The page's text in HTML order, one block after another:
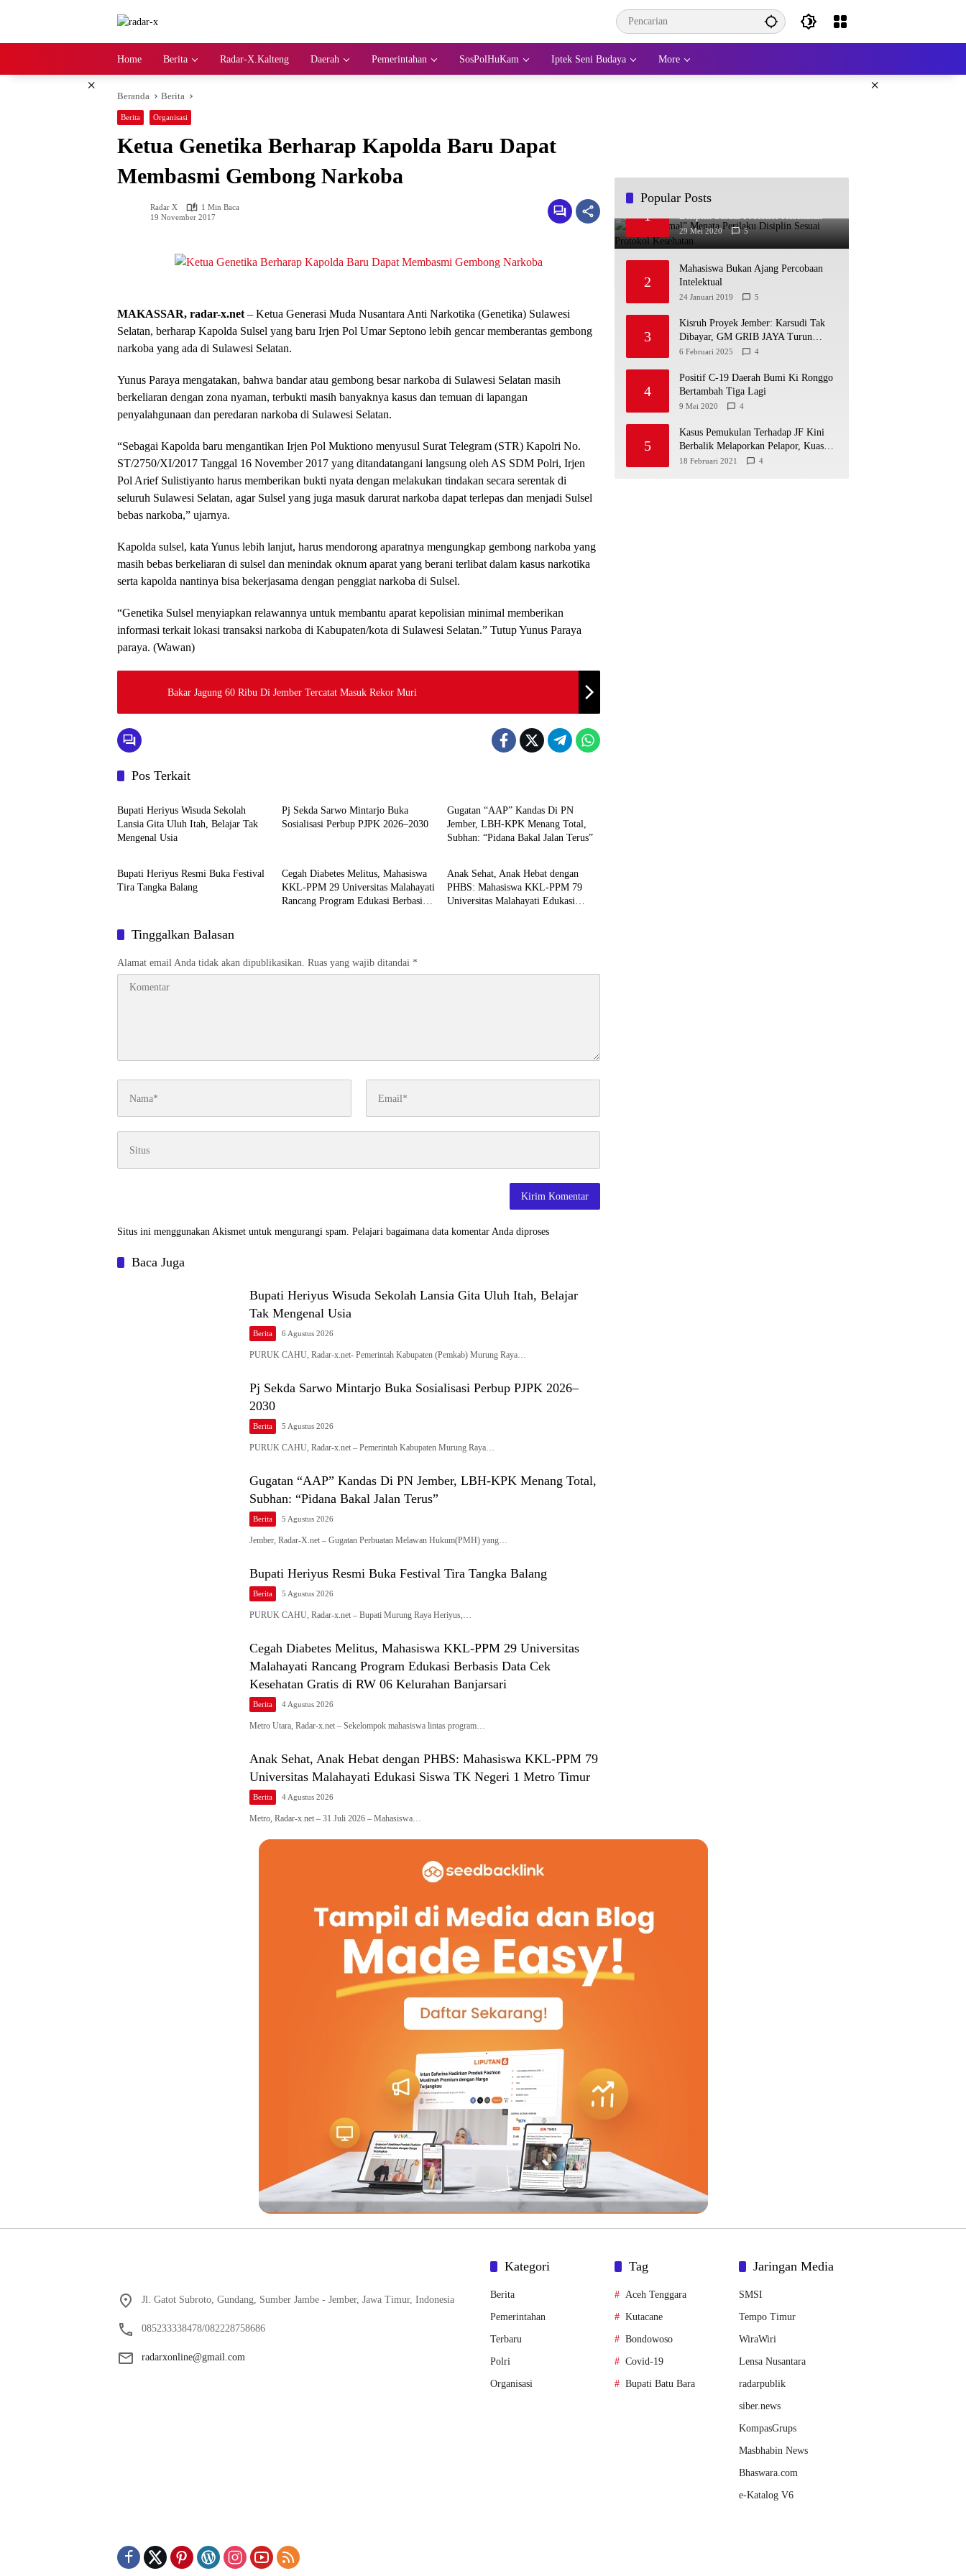
Home Berita Radar-X.Kalteng Daerah Pemerintahan SosPolHuKam Iptek Seni Budaya More
× ×
Beranda Berita
Berita Organisasi
Ketua Genetika Berharap Kapolda Baru Dapat
Membasmi Gembong Narkoba
Radar X
1 Min Baca
19 November 2017
MAKASSAR, radar-x.net – Ketua Generasi Muda Nusantara Anti Narkotika (Genetika) Sulawesi
Selatan, berharap Kapolda Sulsel yang baru Irjen Pol Umar Septono lebih gencar memberantas gembong
narkoba yang ada di Sulawesi Selatan.
Yunus Paraya mengatakan, bahwa bandar atau gembong besar narkoba di Sulawesi Selatan masih
berkeliaran dengan zona nyaman, terbukti masih banyaknya kasus dan temuan di lapangan
penyalahgunaan dan peredaran narkoba di Sulawesi Selatan.
“Sebagai Kapolda baru mengantikan Irjen Pol Muktiono menyusul Surat Telegram (STR) Kapolri No.
ST/2750/XI/2017 Tanggal 16 November 2017 yang ditandatangani langsung oleh AS SDM Polri, Irjen
Pol Arief Sulistiyanto harus memberikan bukti nyata dengan melakukan tindakan secara serentak di
seluruh Sulawesi Selatan, agar Sulsel yang juga masuk darurat narkoba dapat terlepas dan menjadi Sulsel
bebas narkoba,” ujarnya.
Kapolda sulsel, kata Yunus lebih lanjut, harus mendorong aparatnya mengungkap gembong narkoba yang
masih bebas berkeliaran di sulsel dan menindak oknum aparat yang berani terlibat dalam kasus narkotika
serta kapolda nantinya bisa bekerjasama dengan penggiat narkoba di Sulsel.
“Genetika Sulsel menyiapkan relawannya untuk membantu aparat kepolisian minimal memberikan
informasi terkait lokasi transaksi narkoba di Kabupaten/kota di Sulawesi Selatan.” Tutup Yunus Paraya
paraya. (Wawan)
Bakar Jagung 60 Ribu Di Jember Tercatat Masuk Rekor Muri
Pos Terkait
Berita
Bupati Heriyus Wisuda Sekolah
Lansia Gita Uluh Itah, Belajar Tak
Mengenal Usia
Pj Sekda Sarwo Mintarjo Buka
Sosialisasi Perbup PJPK 2026–2030
Gugatan “AAP” Kandas Di PN
Jember, LBH-KPK Menang Total,
Subhan: “Pidana Bakal Jalan Terus”
Berita
Bupati Heriyus Resmi Buka Festival
Tira Tangka Balang
Cegah Diabetes Melitus, Mahasiswa
KKL-PPM 29 Universitas Malahayati
Rancang Program Edukasi Berbasis
Anak Sehat, Anak Hebat dengan
PHBS: Mahasiswa KKL-PPM 79
Universitas Malahayati Edukasi
Tinggalkan Balasan
Alamat email Anda tidak akan dipublikasikan. Ruas yang wajib ditandai *
Situs ini menggunakan Akismet untuk mengurangi spam. Pelajari bagaimana data komentar Anda diproses
Baca Juga
Bupati Heriyus Wisuda Sekolah Lansia Gita Uluh Itah, Belajar
Tak Mengenal Usia
Berita 6 Agustus 2026
PURUK CAHU, Radar-x.net- Pemerintah Kabupaten (Pemkab) Murung Raya…
Pj Sekda Sarwo Mintarjo Buka Sosialisasi Perbup PJPK 2026–
2030
Berita 5 Agustus 2026
PURUK CAHU, Radar-x.net – Pemerintah Kabupaten Murung Raya…
Gugatan “AAP” Kandas Di PN Jember, LBH-KPK Menang Total,
Subhan: “Pidana Bakal Jalan Terus”
Berita 5 Agustus 2026
Jember, Radar-X.net – Gugatan Perbuatan Melawan Hukum(PMH) yang…
Bupati Heriyus Resmi Buka Festival Tira Tangka Balang
Berita 5 Agustus 2026
PURUK CAHU, Radar-x.net – Bupati Murung Raya Heriyus,…
Cegah Diabetes Melitus, Mahasiswa KKL-PPM 29 Universitas
Malahayati Rancang Program Edukasi Berbasis Data Cek
Kesehatan Gratis di RW 06 Kelurahan Banjarsari
Berita 4 Agustus 2026
Metro Utara, Radar-x.net – Sekelompok mahasiswa lintas program…
Anak Sehat, Anak Hebat dengan PHBS: Mahasiswa KKL-PPM 79
Universitas Malahayati Edukasi Siswa TK Negeri 1 Metro Timur
Berita 4 Agustus 2026
Metro, Radar-x.net – 31 Juli 2026 – Mahasiswa…
Popular Posts
1
“New Normal” Menata Perilaku
Disiplin Sesuai Protokol Kesehatan
29 Mei 2020 5
2
Mahasiswa Bukan Ajang Percobaan
Intelektual
24 Januari 2019 5
3
Kisruh Proyek Jember: Karsudi Tak
Dibayar, GM GRIB JAYA Turun
Tangan!
6 Februari 2025 4
4
Positif C-19 Daerah Bumi Ki Ronggo
Bertambah Tiga Lagi
9 Mei 2020 4
5
Kasus Pemukulan Terhadap JF Kini
Berbalik Melaporkan Pelapor, Kuasa
Hukum Angkat Bicara
18 Februari 2021 4
Jl. Gatot Subroto, Gundang, Sumber Jambe - Jember, Jawa Timur, Indonesia
085233338478/082228758686
radarxonline@gmail.com
Kategori
Berita
Pemerintahan
Terbaru
Polri
Organisasi
Tag
Aceh Tenggara
Kutacane
Bondowoso
Covid-19
Bupati Batu Bara
Jaringan Media
SMSI
Tempo Timur
WiraWiri
Lensa Nusantara
radarpublik
siber.news
KompasGrups
Masbhabin News
Bhaswara.com
e-Katalog V6